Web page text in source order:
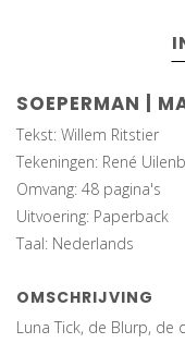
SOEPERMAN |
Tekst: Willem Ritstier
Tekeningen: René
Omvang: 48 pagina's
Uitvoering: Paperback
Taal: Nederlands
OMSCHRIJVING
Luna Tick, de Blurp,